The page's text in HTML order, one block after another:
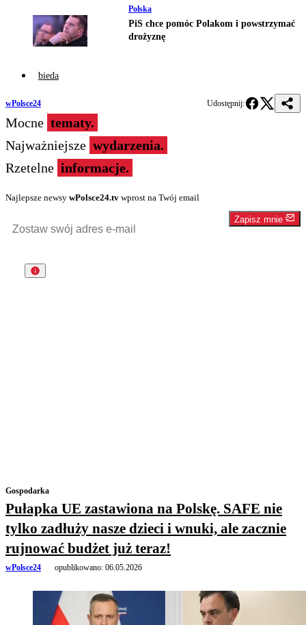
Polska
PiS chce pomóc Polakom i powstrzymać
drożyznę
bieda
wPolsce24 Udostępnij:
Mocne tematy.
Najważniejsze wydarzenia.
Rzetelne informacje.
Najlepsze newsy wPolsce24.tv wprost na Twój email
Zapisz mnie
Gospodarka
Pułapka UE zastawiona na Polskę. SAFE nie
tylko zadłuży nasze dzieci i wnuki, ale zacznie
rujnować budżet już teraz!
wPolsce24 opublikowano: 06.05.2026